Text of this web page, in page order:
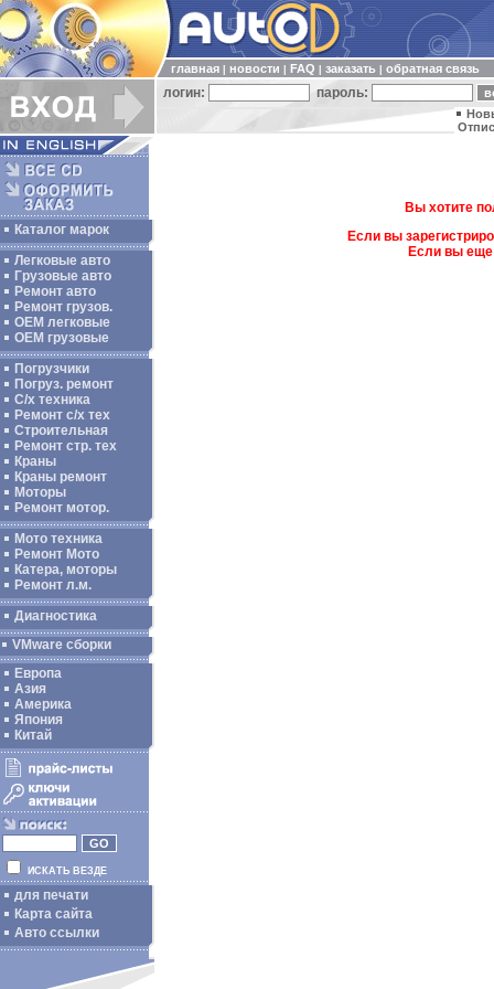
главная новости FAQ заказать обратная связь
логин: пароль:
Каталог марок
Легковые авто
Грузовые авто
Ремонт авто
Ремонт грузов.
ОЕМ легковые
OEM грузовые
Погрузчики
Погруз. ремонт
С/х техника
Ремонт с/х тех
Строительная
Ремонт стр. тех
Краны
Краны ремонт
Моторы
Ремонт мотор.
Мото техника
Ремонт Мото
Катера, моторы
Ремонт л.м.
Диагностика
VMware сборки
Европа
Азия
Америка
Япония
Китай
ИСКАТЬ ВЕЗДЕ
для печати
Карта сайта
Авто ссылки
Вы хотите
Если вы
Если вы еще